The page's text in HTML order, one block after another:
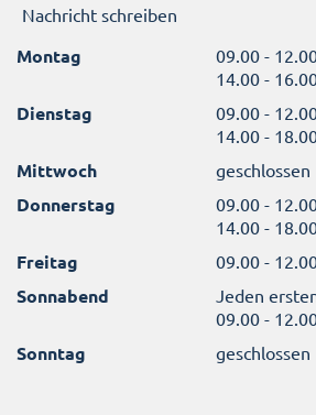
Nachricht schreiben
Montag
09.00 -
14.00 -
Dienstag
09.00 -
14.00 -
Mittwoch geschlossen
Donnerstag
09.00 -
14.00 -
Freitag 09.00 -
Sonnabend
Jeden
09.00 -
Sonntag geschlossen